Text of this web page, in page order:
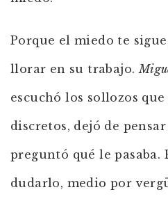
Porque el miedo te
llorar en su trabajo.
escuchó los sollozos
discretos, dejó de
preguntó qué le pasaba.
dudarlo, medio por